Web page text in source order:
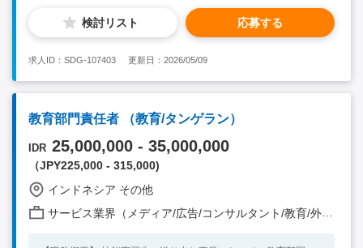
してみたい方 ・弊社のミッションに共感できる方 ・柔軟性があ
り、変化を楽しめる方 ・グローバル志向 <Preferable Skill /
Experience> ・インド他、海外での就業経験をお持ちの方 ・日
検討リスト 応募する
求人ID：SDG-107403 更新日：2026/05/09
教育部門責任者 （教育/タンゲラン）
IDR 25,000,000 - 35,000,000
（JPY225,000 - 315,000)
インドネシア その他
サービス業界（メディア/広告/コンサルタント/教育/外食/飲食/美容/娯楽/士業 他）